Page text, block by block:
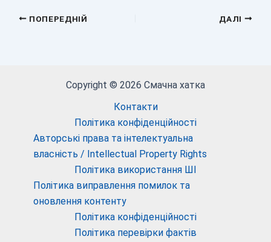
ПОПЕРЕДНІЙ ДАЛІ
Copyright © 2026 Смачна хатка
Контакти
Політика конфіденційності
Авторські права та інтелектуальна
власність / Intellectual Property Rights
Політика використання ШІ
Політика виправлення помилок та
оновлення контенту
Політика конфіденційності
Політика перевірки фактів